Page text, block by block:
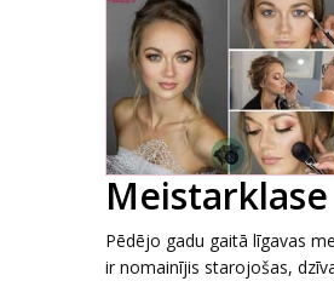
Meistarklase
Pēdējo gadu gaitā līgavas
ir nomainījis starojošas,